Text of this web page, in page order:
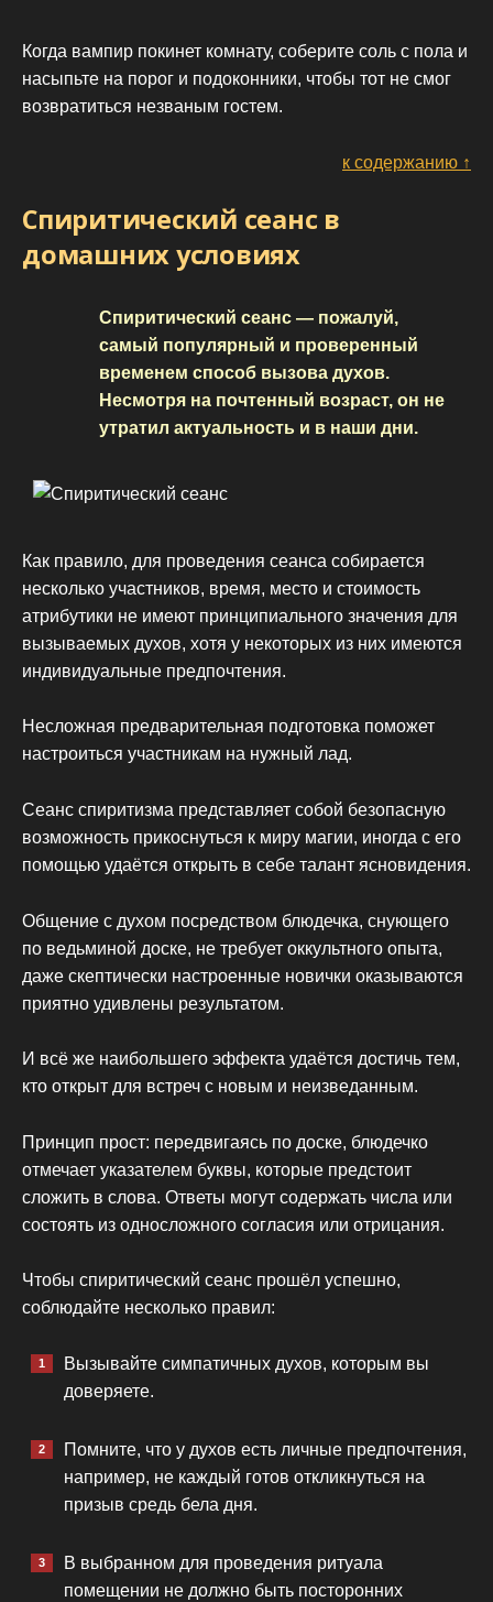
Когда вампир покинет комнату, соберите соль с пола и
насыпьте на порог и подоконники, чтобы тот не смог
возвратиться незваным гостем.
к содержанию ↑
Спиритический сеанс в
домашних условиях
Спиритический сеанс — пожалуй,
самый популярный и проверенный
временем способ вызова духов.
Несмотря на почтенный возраст, он не
утратил актуальность и в наши дни.
Как правило, для проведения сеанса собирается
несколько участников, время, место и стоимость
атрибутики не имеют принципиального значения для
вызываемых духов, хотя у некоторых из них имеются
индивидуальные предпочтения.
Несложная предварительная подготовка поможет
настроиться участникам на нужный лад.
Сеанс спиритизма представляет собой безопасную
возможность прикоснуться к миру магии, иногда с его
помощью удаётся открыть в себе талант ясновидения.
Общение с духом посредством блюдечка, снующего
по ведьминой доске, не требует оккультного опыта,
даже скептически настроенные новички оказываются
приятно удивлены результатом.
И всё же наибольшего эффекта удаётся достичь тем,
кто открыт для встреч с новым и неизведанным.
Принцип прост: передвигаясь по доске, блюдечко
отмечает указателем буквы, которые предстоит
сложить в слова. Ответы могут содержать числа или
состоять из односложного согласия или отрицания.
Чтобы спиритический сеанс прошёл успешно,
соблюдайте несколько правил:
Вызывайте симпатичных духов, которым вы
доверяете.
Помните, что у духов есть личные предпочтения,
например, не каждый готов откликнуться на
призыв средь бела дня.
В выбранном для проведения ритуала
помещении не должно быть посторонних